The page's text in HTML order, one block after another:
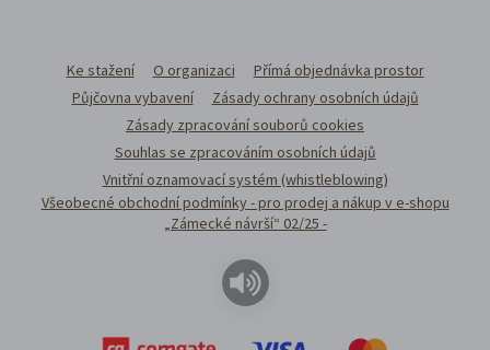
Ke stažení O organizaci
Přímá objednávka prostor
Půjčovna vybavení
Zásady ochrany osobních údajů
Zásady zpracování souborů cookies
Souhlas se zpracováním osobních údajů
Vnitřní oznamovací systém (whistleblowing)
Všeobecné obchodní podmínky - pro prodej a nákup v e-shopu
„Zámecké návrší“ 02/25 -